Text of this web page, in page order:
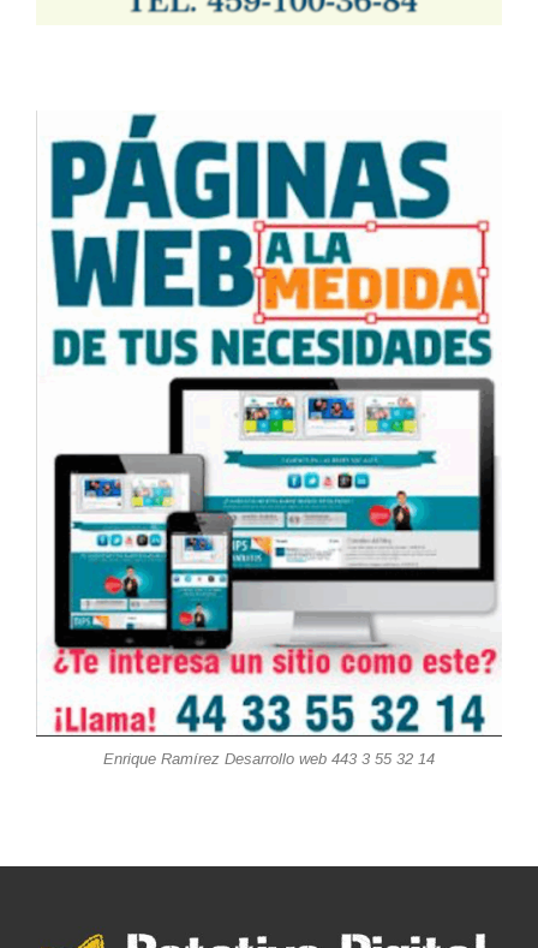
Enrique Ramírez Desarrollo web 443 3 55 32 14